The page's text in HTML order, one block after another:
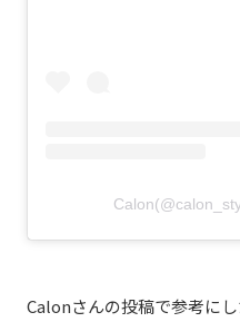
Calonさんの投稿で参考にし